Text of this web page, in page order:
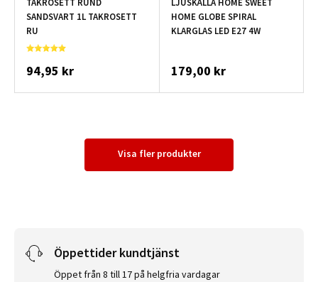
TAKROSETT RUND
SANDSVART 1L TAKROSETT
RU
94,95 kr
LJUSKÄLLA HOME SWEET
HOME GLOBE SPIRAL
KLARGLAS LED E27 4W
179,00 kr
Visa fler produkter
Öppettider kundtjänst
Öppet från 8 till 17 på helgfria vardagar